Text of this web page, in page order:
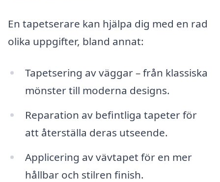
En tapetserare kan hjälpa dig med en rad
olika uppgifter, bland annat:
Tapetsering av väggar – från klassiska
mönster till moderna designs.
Reparation av befintliga tapeter för
att återställa deras utseende.
Applicering av vävtapet för en mer
hållbar och stilren finish.